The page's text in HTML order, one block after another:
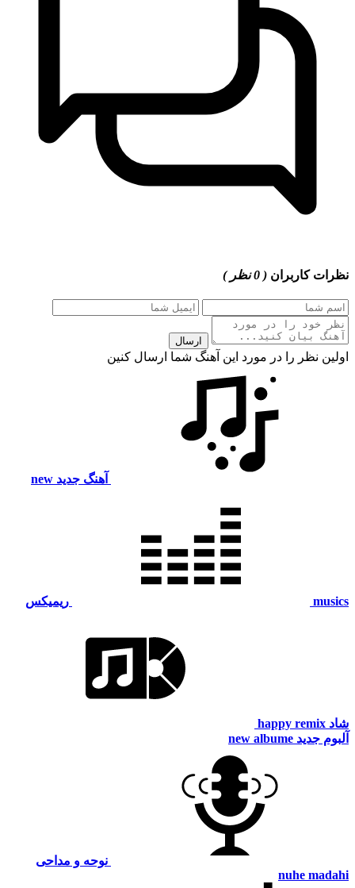
نظرات کاربران ( 0 نظر )
ارسال
اولین نظر را در مورد این آهنگ شما ارسال کنین
آهنگ جدید new
musics ریمیکس
شاد happy remix
آلبوم جدید new albume
نوحه و مداحی
nuhe madahi